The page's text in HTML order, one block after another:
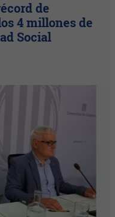
de
4 millones de
Social